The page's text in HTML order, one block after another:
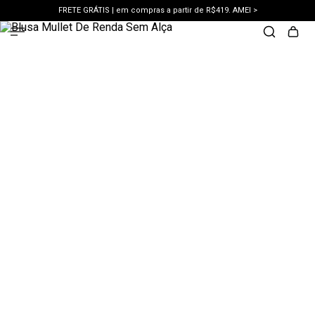
FRETE GRÁTIS | em compras a partir de R$419. AMEI >
PIX | 5% off no pix à vista. APROVEITAR >